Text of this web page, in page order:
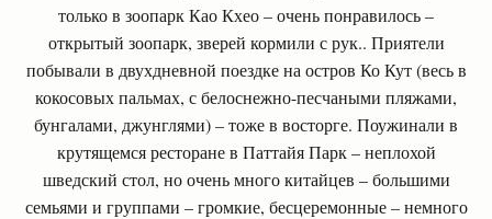
только в зоопарк Као Кхео – очень понравилось –
открытый зоопарк, зверей кормили с рук.. Приятели
побывали в двухдневной поездке на остров Ко Кут (весь в
кокосовых пальмах, с белоснежно-песчаными пляжами,
бунгалами, джунглями) – тоже в восторге. Поужинали в
крутящемся ресторане в Паттайя Парк – неплохой
шведский стол, но очень много китайцев – большими
семьями и группами – громкие, бесцеремонные – немного